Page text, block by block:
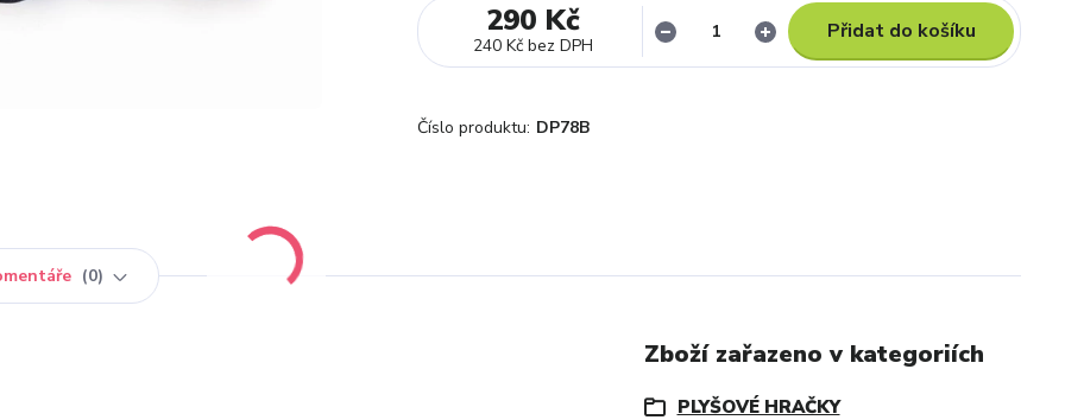
290 Kč
240 Kč bez DPH
Přidat do košíku
Číslo produktu: DP78B
0
Zboží zařazeno v kategoriích
PLYŠOVÉ HRAČKY